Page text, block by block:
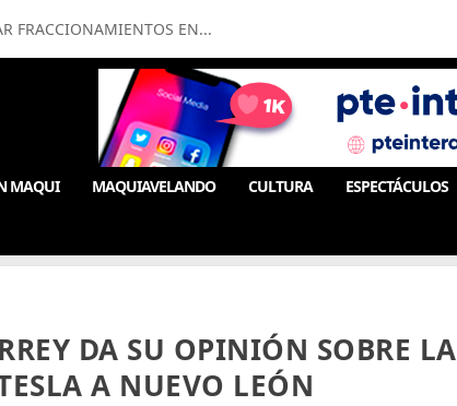
FRACCIONAMIENTOS EN...
MAQUI MAQUIAVELANDO CULTURA ESPECTÁCULOS
DA SU OPINIÓN SOBRE LA
A NUEVO LEÓN